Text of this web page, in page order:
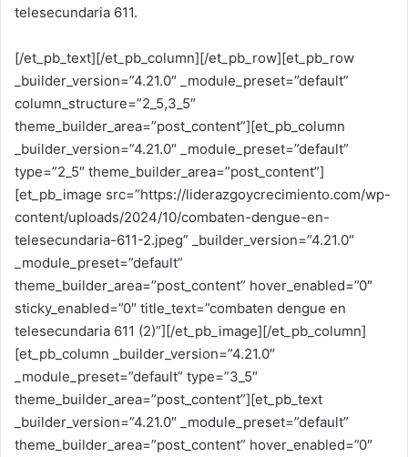
telesecundaria 611.
[/et_pb_text][/et_pb_column][/et_pb_row][et_pb_row
_builder_version=”4.21.0″ _module_preset=”default”
column_structure=”2_5,3_5″
theme_builder_area=”post_content”][et_pb_column
_builder_version=”4.21.0″ _module_preset=”default”
type=”2_5″ theme_builder_area=”post_content”]
[et_pb_image src=”https://liderazgoycrecimiento.com/wp-
content/uploads/2024/10/combaten-dengue-en-
telesecundaria-611-2.jpeg” _builder_version=”4.21.0″
_module_preset=”default”
theme_builder_area=”post_content” hover_enabled=”0″
sticky_enabled=”0″ title_text=”combaten dengue en
telesecundaria 611 (2)”][/et_pb_image][/et_pb_column]
[et_pb_column _builder_version=”4.21.0″
_module_preset=”default” type=”3_5″
theme_builder_area=”post_content”][et_pb_text
_builder_version=”4.21.0″ _module_preset=”default”
theme_builder_area=”post_content” hover_enabled=”0″